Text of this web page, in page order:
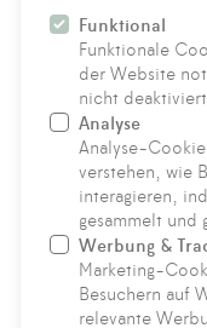
Funktional
Funktionale
der Website
nicht
Analyse
Analyse-
verstehen, wie
interagieren,
gesammelt und
Werbung &
Marketing-
Besuchern auf
relevante
Über Ihre Hilfe in
Hufeland
Volksbank Main-
IBAN:
BIC: